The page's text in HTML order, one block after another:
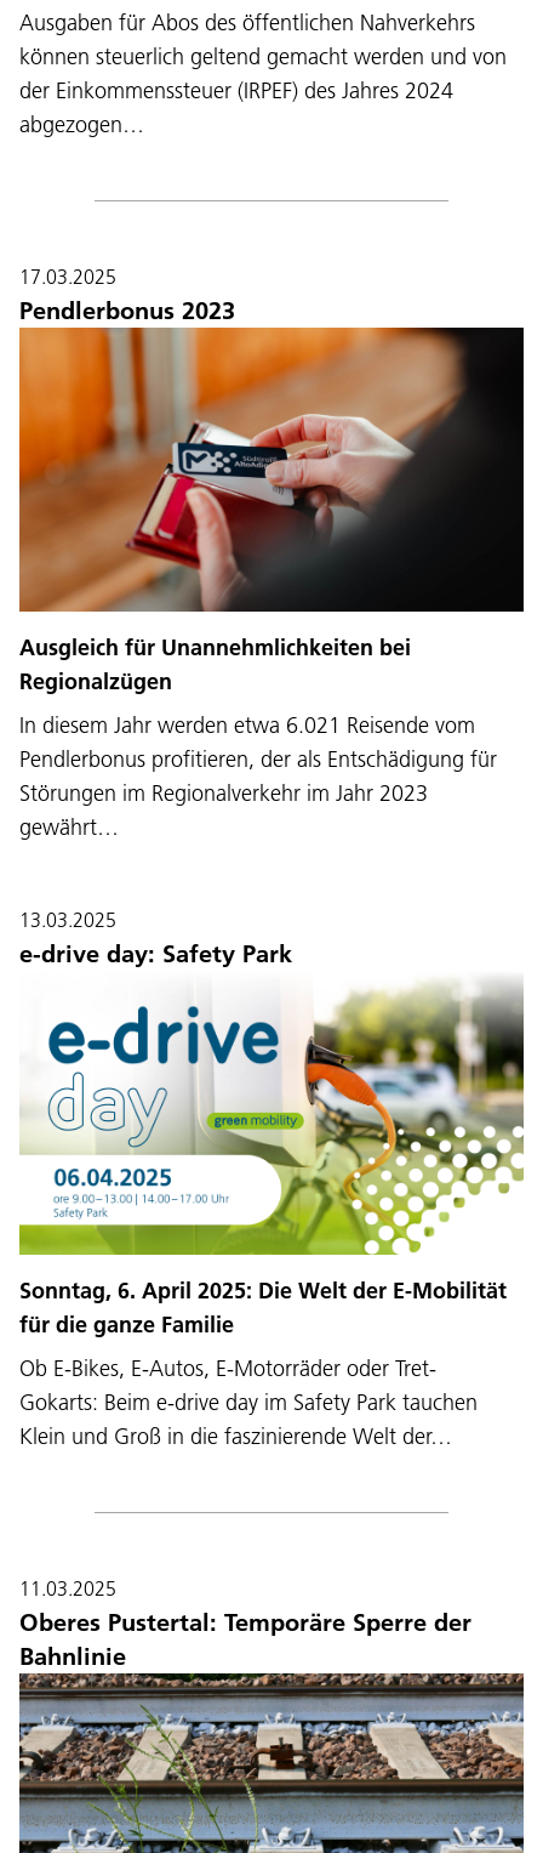
Ausgaben für Abos des öffentlichen Nahverkehrs
können steuerlich geltend gemacht werden und von
der Einkommenssteuer (IRPEF) des Jahres 2024
abgezogen…
17.03.2025
Pendlerbonus 2023
Ausgleich für Unannehmlichkeiten bei
Regionalzügen
In diesem Jahr werden etwa 6.021 Reisende vom
Pendlerbonus profitieren, der als Entschädigung für
Störungen im Regionalverkehr im Jahr 2023
gewährt…
13.03.2025
e-drive day: Safety Park
Sonntag, 6. April 2025: Die Welt der E-Mobilität
für die ganze Familie
Ob E-Bikes, E-Autos, E-Motorräder oder Tret-
Gokarts: Beim e-drive day im Safety Park tauchen
Klein und Groß in die faszinierende Welt der…
11.03.2025
Oberes Pustertal: Temporäre Sperre der
Bahnlinie